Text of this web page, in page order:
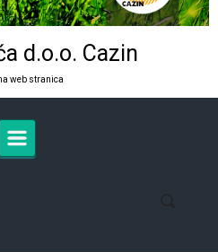
d.o.o. Cazin
web stranica